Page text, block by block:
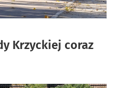
Krzyckiej coraz